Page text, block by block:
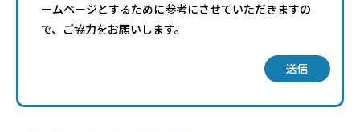
ームページとするために参考にさせていただきますの
で、ご協力をお願いします。
送信